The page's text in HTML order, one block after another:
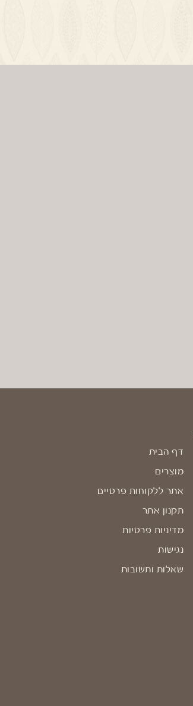
דף הבית
מוצרים
אתר ללקוחות פרטיים
תקנון אתר
מדיניות פרטיות
נגישות
שאלות ותשובות